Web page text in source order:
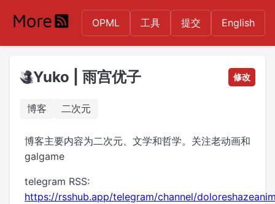
OPML 工具 提交 English
Yuko | 雨宫优子 修改
博客 二次元
博客主要内容为二次元、文学和哲学。关注老动画和
galgame
telegram RSS:
https://rsshub.app/telegram/channel/